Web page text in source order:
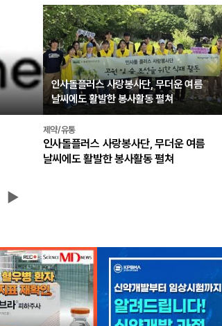
인사돌플러스 사랑봉사단, 무더운 여름
날씨에도 활발한 봉사활동 펼쳐
제약/유통
인사돌플러스 사랑봉사단, 무더운 여름
날씨에도 활발한 봉사활동 펼쳐
▶